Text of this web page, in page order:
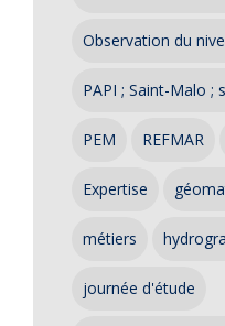
Observation du
PAPI ; Saint-Malo ;
PEM REFMAR
Expertise
métiers
journée d'étude